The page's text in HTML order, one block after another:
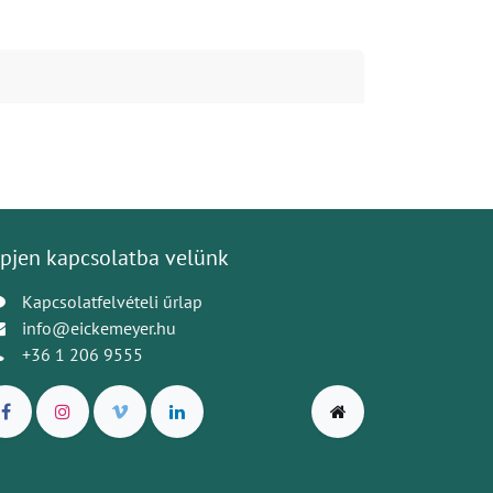
kapcsolatba velünk
Kapcsolatfelvételi űrlap
info@eickemeyer.hu
+36 1 206 9555